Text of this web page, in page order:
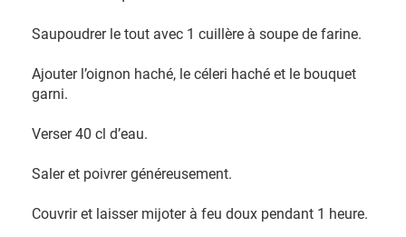
Saupoudrer le tout avec 1 cuillère à soupe de farine.
Ajouter l’oignon haché, le céleri haché et le bouquet
garni.
Verser 40 cl d’eau.
Saler et poivrer généreusement.
Couvrir et laisser mijoter à feu doux pendant 1 heure.